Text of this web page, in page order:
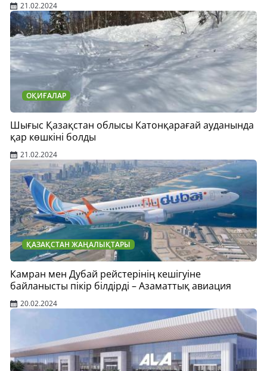
21.02.2024
ОҚИҒАЛАР
Шығыс Қазақстан облысы Катонқарағай ауданында
қар көшкіні болды
21.02.2024
ҚАЗАҚСТАН ЖАҢАЛЫҚТАРЫ
Камран мен Дубай рейстерінің кешігуіне
байланысты пікір білдірді – Азаматтық авиация
20.02.2024